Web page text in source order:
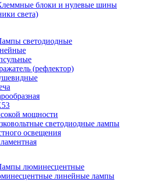
блоки и нулевые шины
света)
светодиодные
(рефлектор)
мощности
светодиодные лампы
освещения
люминесцентные
линейные лампы